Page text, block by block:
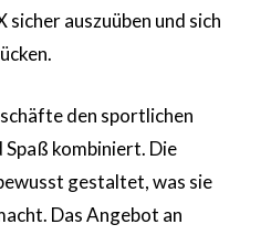
auszuüben und sich
den sportlichen
kombiniert. Die
gestaltet, was sie
Das Angebot an